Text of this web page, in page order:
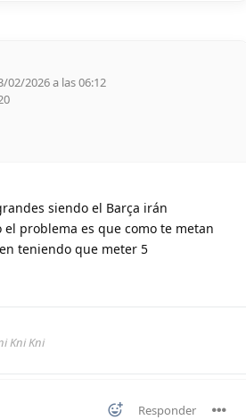
02/2026 a las 06:12
siendo el Barça irán
problema es que como te metan
teniendo que meter 5
Kni Kni
Responder